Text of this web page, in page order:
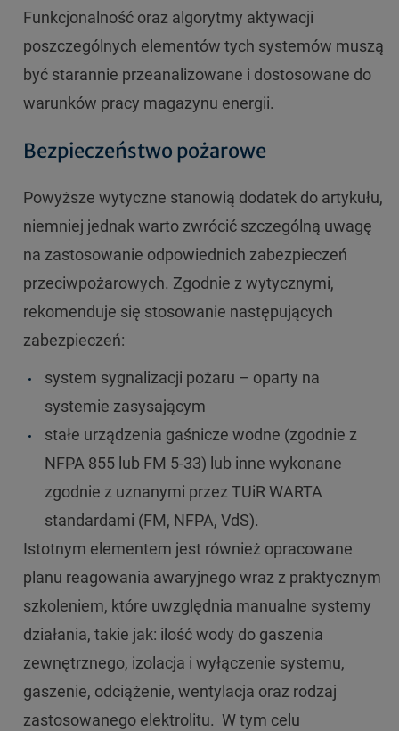
Funkcjonalność oraz algorytmy aktywacji
poszczególnych elementów tych systemów muszą
być starannie przeanalizowane i dostosowane do
warunków pracy magazynu energii.
Bezpieczeństwo pożarowe
Powyższe wytyczne stanowią dodatek do artykułu,
niemniej jednak warto zwrócić szczególną uwagę
na zastosowanie odpowiednich zabezpieczeń
przeciwpożarowych. Zgodnie z wytycznymi,
rekomenduje się stosowanie następujących
zabezpieczeń:
system sygnalizacji pożaru – oparty na
systemie zasysającym
stałe urządzenia gaśnicze wodne (zgodnie z
NFPA 855 lub FM 5-33) lub inne wykonane
zgodnie z uznanymi przez TUiR WARTA
standardami (FM, NFPA, VdS).
Istotnym elementem jest również opracowane
planu reagowania awaryjnego wraz z praktycznym
szkoleniem, które uwzględnia manualne systemy
działania, takie jak: ilość wody do gaszenia
zewnętrznego, izolacja i wyłączenie systemu,
gaszenie, odciążenie, wentylacja oraz rodzaj
zastosowanego elektrolitu. W tym celu